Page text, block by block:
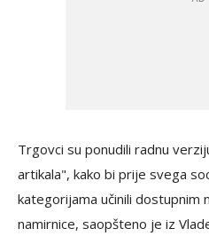
Trgovci su ponudili radnu
artikala", kako bi prije svega
kategorijama učinili dostupnim
namirnice, saopšteno je iz